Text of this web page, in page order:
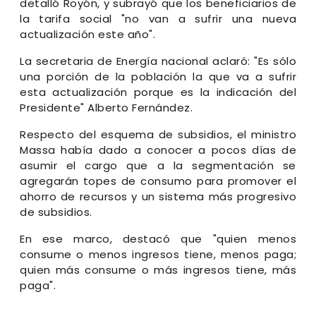
detalló Royón, y subrayó que los beneficiarios de
la tarifa social "no van a sufrir una nueva
actualización este año".
La secretaria de Energía nacional aclaró: "Es sólo
una porción de la población la que va a sufrir
esta actualización porque es la indicación del
Presidente" Alberto Fernández.
Respecto del esquema de subsidios, el ministro
Massa había dado a conocer a pocos días de
asumir el cargo que a la segmentación se
agregarán topes de consumo para promover el
ahorro de recursos y un sistema más progresivo
de subsidios.
En ese marco, destacó que "quien menos
consume o menos ingresos tiene, menos paga;
quien más consume o más ingresos tiene, más
paga".